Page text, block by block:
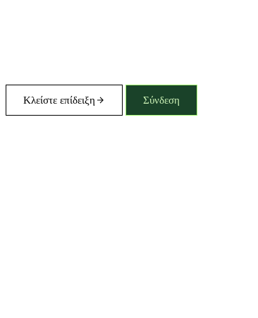
Κλείστε επίδειξη Σύνδεση